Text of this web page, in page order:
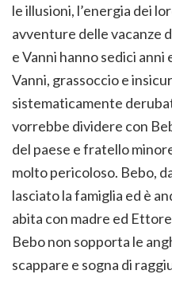
le illusioni, l’energia dei
avventure delle vacanze
e Vanni hanno sedici anni
Vanni, grassoccio e
sistematicamente
vorrebbe dividere con
del paese e fratello
molto pericoloso. Bebo,
lasciato la famiglia ed è
abita con madre ed
Bebo non sopporta le
scappare e sogna di